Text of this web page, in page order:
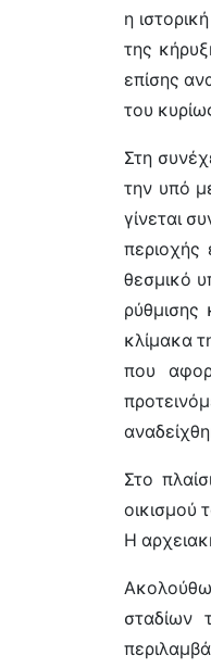
η
της
επίσης
του
Στη
την υπό
γίνεται
περιοχής
θεσμικό
ρύθμισης
κλίμακα
που
Στο
οικισμού
Η
σταδίων